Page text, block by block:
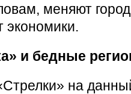
меняют
экономики.
и бедные
на